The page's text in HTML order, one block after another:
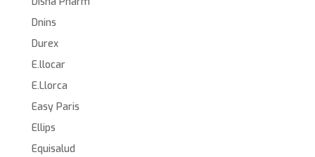
Dnins
Durex
E.llocar
E.Llorca
Easy Paris
Ellips
Equisalud